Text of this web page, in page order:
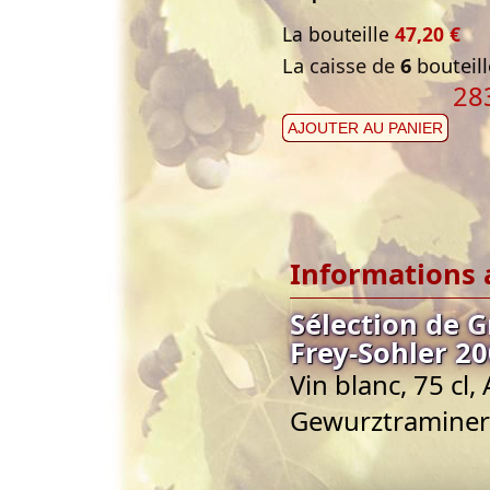
La bouteille 47,20 €
La caisse de 6
AJOUTER AU PANIER
Informations
Sélection de
Frey-Sohler
Vin blanc, 75 cl,
Gewurztraminer